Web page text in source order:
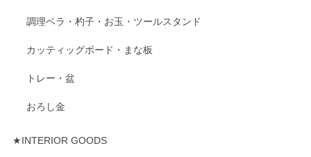
調理ベラ・杓子・お玉・ツールスタンド
カッティッグボード・まな板
トレー・盆
おろし金
★INTERIOR GOODS